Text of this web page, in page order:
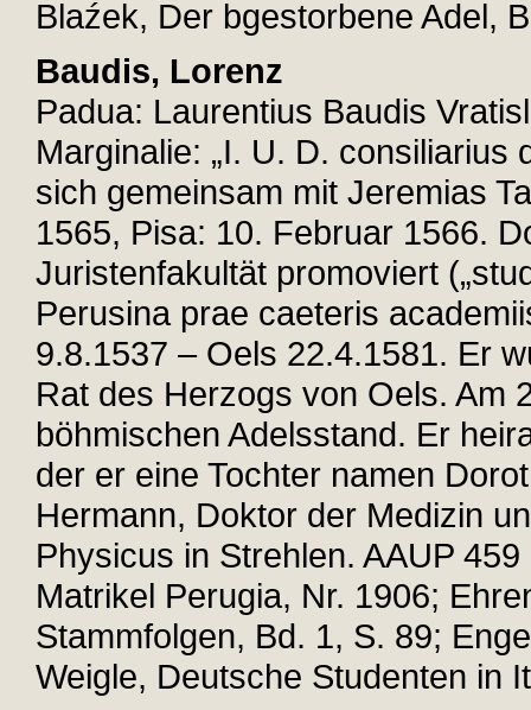
Blaźek, Der bgestorbene Adel,
Baudis, Lorenz
Padua: Laurentius Baudis
Marginalie: „I. U. D. consiliarius
sich gemeinsam mit Jeremias
1565, Pisa: 10. Februar 1566.
Juristenfakultät promoviert
Perusina prae caeteris
9.8.1537 – Oels 22.4.1581. Er
Rat des Herzogs von Oels. Am
böhmischen Adelsstand. Er
der er eine Tochter namen
Hermann, Doktor der Medizin
Physicus in Strehlen. AAUP
Matrikel Perugia, Nr. 1906;
Stammfolgen, Bd. 1, S. 89;
Weigle, Deutsche Studenten in